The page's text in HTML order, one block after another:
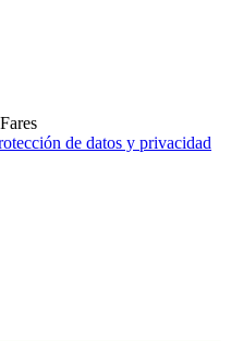
de datos y privacidad